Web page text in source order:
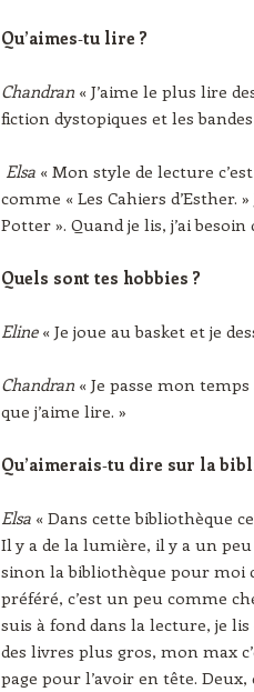
Qu’aimes‑tu lire ?
Chandran « J’aime le plus lire
fiction dystopiques et les
Elsa « Mon style de lecture
comme « Les Cahiers d’Esther.
Potter ». Quand je lis, j’ai besoin
Quels sont tes hobbies ?
Eline « Je joue au basket et je
Chandran « Je passe mon
que j’aime lire. »
Qu’aimerais‑tu dire sur la
Elsa « Dans cette bibliothèque
Il y a de la lumière, il y a un
sinon la bibliothèque pour moi
préféré, c’est un peu comme
suis à fond dans la lecture, je
des livres plus gros, mon max
page pour l’avoir en tête.